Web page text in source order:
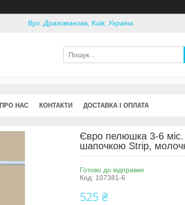
Вул. Драгоманова, Київ, Україна
ПРО НАС КОНТАКТИ ДОСТАВКА І ОПЛАТА
Євро пелюшка 3-6
шапочкою Strip,
Готово до відправки
Код: 107381-6
525 ₴